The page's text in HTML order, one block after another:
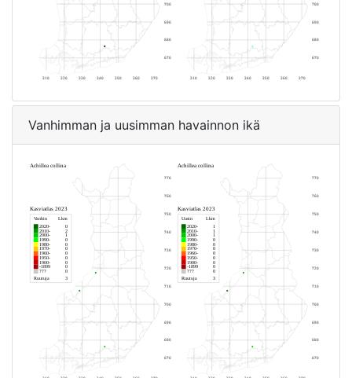
Vanhimman ja uusimman havainnon ikä